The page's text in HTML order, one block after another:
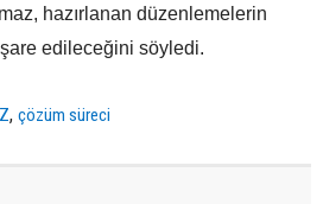
hazırlanan düzenlemelerin
edileceğini söyledi.
,çözüm süreci